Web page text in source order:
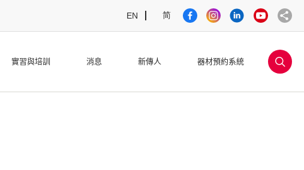
简
EN
實習與培訓 消息 新傳人 器材預約系統